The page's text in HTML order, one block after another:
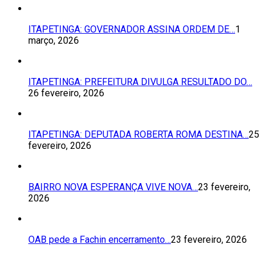
ITAPETINGA: GOVERNADOR ASSINA ORDEM DE…1
março, 2026
ITAPETINGA: PREFEITURA DIVULGA RESULTADO DO…
26 fevereiro, 2026
ITAPETINGA: DEPUTADA ROBERTA ROMA DESTINA…25
fevereiro, 2026
BAIRRO NOVA ESPERANÇA VIVE NOVA…23 fevereiro,
2026
OAB pede a Fachin encerramento…23 fevereiro, 2026